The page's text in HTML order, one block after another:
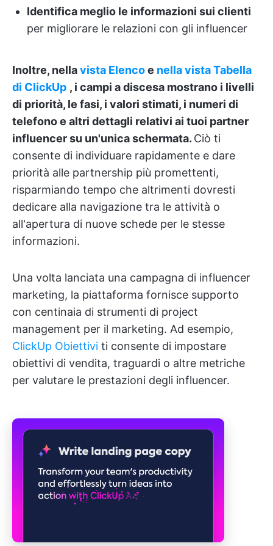
Identifica meglio le informazioni sui clienti
per migliorare le relazioni con gli influencer
Inoltre, nellavista Elencoe nellavista Tabella
di ClickUp , i campi a discesa mostrano i livelli
di priorità, le fasi, i valori stimati, i numeri di
telefono e altri dettagli relativi ai tuoi partner
influencer su un'unica schermata. Ciò ti
consente di individuare rapidamente e dare
priorità alle partnership più promettenti,
risparmiando tempo che altrimenti dovresti
dedicare alla navigazione tra le attività o
all'apertura di nuove schede per le stesse
informazioni.
Una volta lanciata una campagna di influencer
marketing, la piattaforma fornisce supporto
con centinaia di strumenti di project
management per il marketing. Ad esempio,
ClickUp Obiettivi ti consente di impostare
obiettivi di vendita, traguardi o altre metriche
per valutare le prestazioni degli influencer.